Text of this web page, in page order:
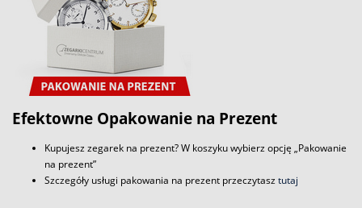
Efektowne Opakowanie na Prezent
Kupujesz zegarek na prezent? W koszyku wybierz opcję „Pakowanie
na prezent”
Szczegóły usługi pakowania na prezent przeczytasztutaj